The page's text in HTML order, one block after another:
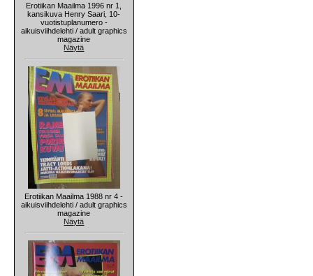
Erotiikan Maailma 1996 nr 1,
kansikuva Henry Saari, 10-
vuotistuplanumero -
aikuisviihdelehti / adult graphics
magazine
Näytä
Erotiikan Maailma 1988 nr 4 -
aikuisviihdelehti / adult graphics
magazine
Näytä